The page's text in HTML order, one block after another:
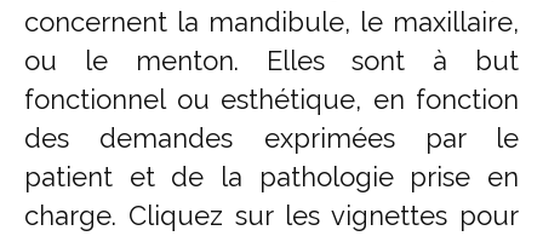
concernent la mandibule, le maxillaire,
ou le menton. Elles sont à but
fonctionnel ou esthétique, en fonction
des demandes exprimées par le
patient et de la pathologie prise en
charge. Cliquez sur les vignettes pour